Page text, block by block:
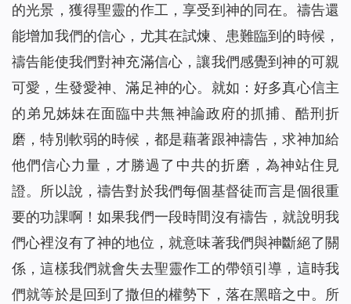
的光景，獲得聖靈的作工，享受到神的同在。禱告還
能增加我們的信心，尤其在試煉、患難臨到的時候，
禱告能使我們對神充滿信心，讓我們感覺到神的可親
可愛，生發愛神、滿足神的心。就如：好多真心信主
的弟兄姊妹在面臨中共無神論政府的抓捕、酷刑折
磨，特別軟弱的時候，都是藉著跟神禱告，求神加給
他們信心力量，才勝過了中共的折磨，為神站住見
證。所以說，禱告對於我們每個基督徒而言是個很重
要的功課啊！如果我們一段時間沒有禱告，就說明我
們心裡沒有了神的地位，就意味著我們與神斷絕了關
係，這樣我們就會失去聖靈作工的帶領引導，這時我
們就等於是回到了撒但的權勢下，落在黑暗之中。所